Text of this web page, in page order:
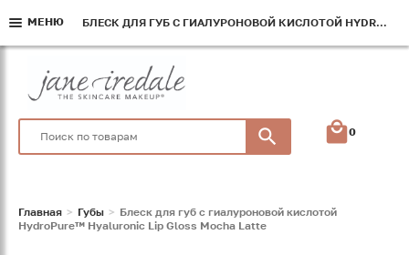
0
Главная Губы
Блеск для губ с гиалуроновой кислотой
HydroPure™ Hyaluronic Lip Gloss Mocha Latte
МЕНЮ БЛЕСК ДЛЯ ГУБ С ГИАЛУРОНОВОЙ КИСЛОТОЙ HYDROPURE™ HYALURONIC LIP GLOSS MOCHA LATTE
МЕНЮ БЛЕСК ДЛЯ ГУБ С ГИАЛУРОНОВОЙ КИСЛОТОЙ HYDROPURE™ HYALURONIC LIP GLOSS MOCHA LATTE
МЕНЮ БЛЕСК ДЛЯ ГУБ С ГИАЛУРОНОВОЙ КИСЛОТОЙ HYDROPURE™ HYALURONIC LIP GLOSS MOCHA LATTE